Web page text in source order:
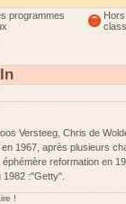
programmes
Hors
Versteeg, Chris de
1967, après plusieurs
reformation en
:"Getty".
!